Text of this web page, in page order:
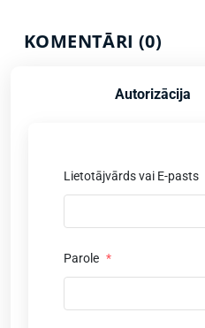
KOMENTĀRI (0)
Autorizācija
Lietotājvārds vai E-pasts
Parole *